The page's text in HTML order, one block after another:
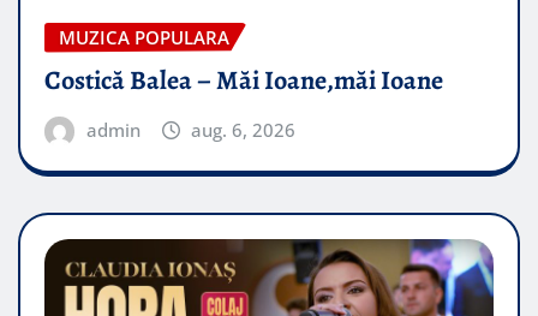
MUZICA POPULARA
Costică Balea – Măi Ioane,măi Ioane
admin aug. 6, 2026